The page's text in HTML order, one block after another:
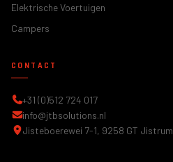
Elektrische Voertuigen
Campers
CONTACT
+31 (0)512 724 017
info@jtbsolutions.nl
Jisteboerewei 7-1, 9258 GT Jistrum